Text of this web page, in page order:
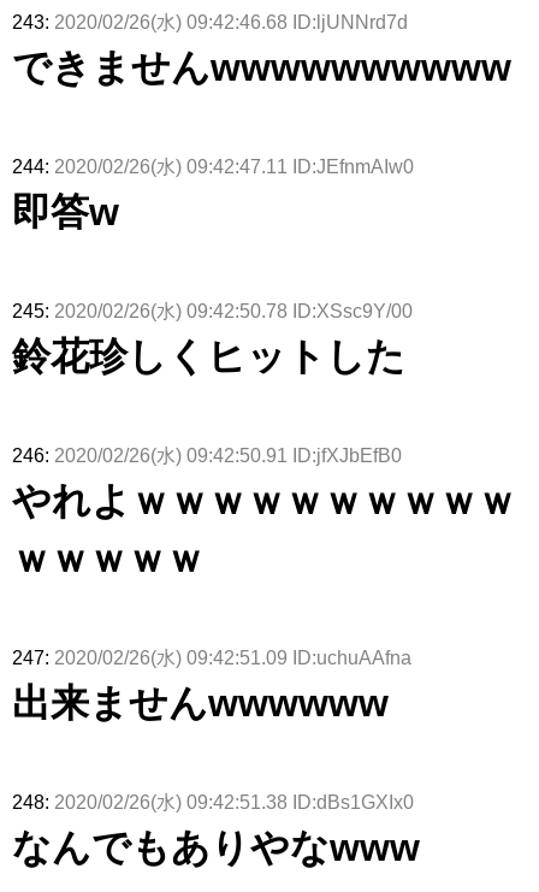
243: 2020/02/26(水) 09:42:46.68 ID:ljUNNrd7d
できませんwwwwwwwwww
244: 2020/02/26(水) 09:42:47.11 ID:JEfnmAIw0
即答w
245: 2020/02/26(水) 09:42:50.78 ID:XSsc9Y/00
鈴花珍しくヒットした
246: 2020/02/26(水) 09:42:50.91 ID:jfXJbEfB0
やれよｗｗｗｗｗｗｗｗｗｗ
ｗｗｗｗｗ
247: 2020/02/26(水) 09:42:51.09 ID:uchuAAfna
出来ませんwwwwww
248: 2020/02/26(水) 09:42:51.38 ID:dBs1GXIx0
なんでもありやなwww